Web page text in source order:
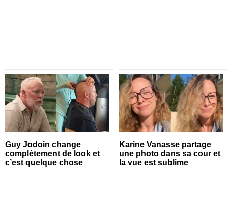
Guy Jodoin change
complètement de look et
c’est quelque chose
Karine Vanasse partage
une photo dans sa cour et
la vue est sublime